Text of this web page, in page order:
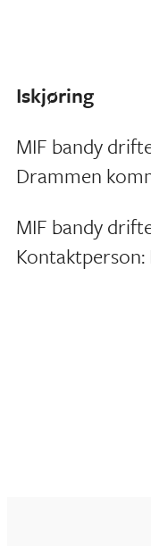
Iskjøring
MIF bandy
Drammen
MIF bandy